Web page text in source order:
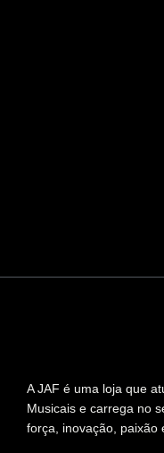
A JAF é uma loja que
Musicais e carrega no
força, inovação, paixão